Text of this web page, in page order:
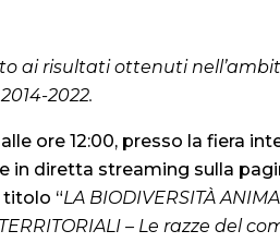
ai risultati ottenuti
2022.
ore 12:00, presso la fiera
e in diretta streaming sulla
“LA BIODIVERSITÀ
TERRITORIALI – Le razze